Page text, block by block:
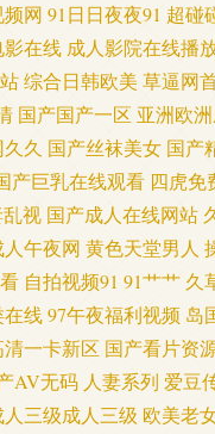
欧美福利网址 伦理在线观看
AV 传媒官网在线免费观看 超
黄污网址在线观看下载 五月
三级黄 人妻福利偷拍 欧美
焦影院 国产综合在线99 国产
在线一区 一区二区剧情视频
在线视频免费公开 国产福利
网 91日日夜夜91 超碰
在线 成人影院在线播
综合日韩欧美 草逼网
国产国产一区 亚洲欧洲
久 国产丝袜美女 国产
产巨乳在线观看 四虎免
乱视 国产成人在线网站
人午夜网 黄色天堂男人
自拍视频91 91艹艹 久
在线97午夜福利视频 岛
一卡新区 国产看片资
AV无码 人妻系列 爱豆
人三级成人三级 欧美老